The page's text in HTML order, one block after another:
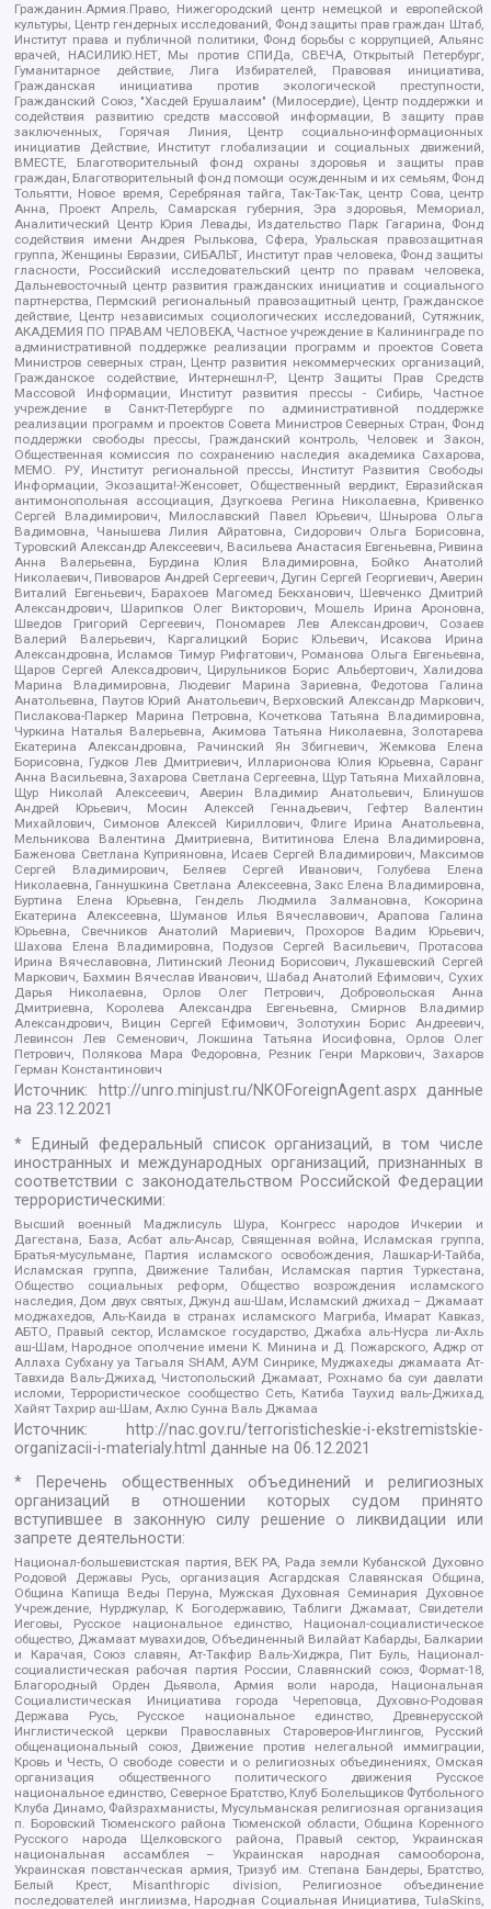
Гражданин.Армия.Право, Нижегородский центр немецкой и европейской
культуры, Центр гендерных исследований, Фонд защиты прав граждан Штаб,
Институт права и публичной политики, Фонд борьбы с коррупцией, Альянс
врачей, НАСИЛИЮ.НЕТ, Мы против СПИДа, СВЕЧА, Открытый Петербург,
Гуманитарное действие, Лига Избирателей, Правовая инициатива,
Гражданская инициатива против экологической преступности,
Гражданский Союз, "Хасдей Ерушалаим" (Милосердие), Центр поддержки и
содействия развитию средств массовой информации, В защиту прав
заключенных, Горячая Линия, Центр социально-информационных
инициатив Действие, Институт глобализации и социальных движений,
ВМЕСТЕ, Благотворительный фонд охраны здоровья и защиты прав
граждан, Благотворительный фонд помощи осужденным и их семьям, Фонд
Тольятти, Новое время, Серебряная тайга, Так-Так-Так, центр Сова, центр
Анна, Проект Апрель, Самарская губерния, Эра здоровья, Мемориал,
Аналитический Центр Юрия Левады, Издательство Парк Гагарина, Фонд
содействия имени Андрея Рылькова, Сфера, Уральская правозащитная
группа, Женщины Евразии, СИБАЛЬТ, Институт прав человека, Фонд защиты
гласности, Российский исследовательский центр по правам человека,
Дальневосточный центр развития гражданских инициатив и социального
партнерства, Пермский региональный правозащитный центр, Гражданское
действие, Центр независимых социологических исследований, Сутяжник,
АКАДЕМИЯ ПО ПРАВАМ ЧЕЛОВЕКА, Частное учреждение в Калининграде по
административной поддержке реализации программ и проектов Совета
Министров северных стран, Центр развития некоммерческих организаций,
Гражданское содействие, Интернешнл-Р, Центр Защиты Прав Средств
Массовой Информации, Институт развития прессы - Сибирь, Частное
учреждение в Санкт-Петербурге по административной поддержке
реализации программ и проектов Совета Министров Северных Стран, Фонд
поддержки свободы прессы, Гражданский контроль, Человек и Закон,
Общественная комиссия по сохранению наследия академика Сахарова,
МЕМО. РУ, Институт региональной прессы, Институт Развития Свободы
Информации, Экозащита!-Женсовет, Общественный вердикт, Евразийская
антимонопольная ассоциация, Дзугкоева Регина Николаевна, Кривенко
Сергей Владимирович, Милославский Павел Юрьевич, Шнырова Ольга
Вадимовна, Чанышева Лилия Айратовна, Сидорович Ольга Борисовна,
Туровский Александр Алексеевич, Васильева Анастасия Евгеньевна, Ривина
Анна Валерьевна, Бурдина Юлия Владимировна, Бойко Анатолий
Николаевич, Пивоваров Андрей Сергеевич, Дугин Сергей Георгиевич, Аверин
Виталий Евгеньевич, Барахоев Магомед Бекханович, Шевченко Дмитрий
Александрович, Шарипков Олег Викторович, Мошель Ирина Ароновна,
Шведов Григорий Сергеевич, Пономарев Лев Александрович, Созаев
Валерий Валерьевич, Каргалицкий Борис Юльевич, Исакова Ирина
Александровна, Исламов Тимур Рифгатович, Романова Ольга Евгеньевна,
Щаров Сергей Алексадрович, Цирульников Борис Альбертович, Халидова
Марина Владимировна, Людевиг Марина Зариевна, Федотова Галина
Анатольевна, Паутов Юрий Анатольевич, Верховский Александр Маркович,
Пислакова-Паркер Марина Петровна, Кочеткова Татьяна Владимировна,
Чуркина Наталья Валерьевна, Акимова Татьяна Николаевна, Золотарева
Екатерина Александровна, Рачинский Ян Збигневич, Жемкова Елена
Борисовна, Гудков Лев Дмитриевич, Илларионова Юлия Юрьевна, Саранг
Анна Васильевна, Захарова Светлана Сергеевна, Щур Татьяна Михайловна,
Щур Николай Алексеевич, Аверин Владимир Анатольевич, Блинушов
Андрей Юрьевич, Мосин Алексей Геннадьевич, Гефтер Валентин
Михайлович, Симонов Алексей Кириллович, Флиге Ирина Анатольевна,
Мельникова Валентина Дмитриевна, Вититинова Елена Владимировна,
Баженова Светлана Куприяновна, Исаев Сергей Владимирович, Максимов
Сергей Владимирович, Беляев Сергей Иванович, Голубева Елена
Николаевна, Ганнушкина Светлана Алексеевна, Закс Елена Владимировна,
Буртина Елена Юрьевна, Гендель Людмила Залмановна, Кокорина
Екатерина Алексеевна, Шуманов Илья Вячеславович, Арапова Галина
Юрьевна, Свечников Анатолий Мариевич, Прохоров Вадим Юрьевич,
Шахова Елена Владимировна, Подузов Сергей Васильевич, Протасова
Ирина Вячеславовна, Литинский Леонид Борисович, Лукашевский Сергей
Маркович, Бахмин Вячеслав Иванович, Шабад Анатолий Ефимович, Сухих
Дарья Николаевна, Орлов Олег Петрович, Добровольская Анна
Дмитриевна, Королева Александра Евгеньевна, Смирнов Владимир
Александрович, Вицин Сергей Ефимович, Золотухин Борис Андреевич,
Левинсон Лев Семенович, Локшина Татьяна Иосифовна, Орлов Олег
Петрович, Полякова Мара Федоровна, Резник Генри Маркович, Захаров
Герман Константинович
Источник: http://unro.minjust.ru/NKOForeignAgent.aspxданные
на23.12.2021
* Единый федеральный список организаций, в том числе
иностранных и международных организаций, признанных в
соответствии с законодательством Российской Федерации
террористическими:
Высший военный Маджлисуль Шура, Конгресс народов Ичкерии и
Дагестана, База, Асбат аль-Ансар, Священная война, Исламская группа,
Братья-мусульмане, Партия исламского освобождения, Лашкар-И-Тайба,
Исламская группа, Движение Талибан, Исламская партия Туркестана,
Общество социальных реформ, Общество возрождения исламского
наследия, Дом двух святых, Джунд аш-Шам, Исламский джихад – Джамаат
моджахедов, Аль-Каида в странах исламского Магриба, Имарат Кавказ,
АБТО, Правый сектор, Исламское государство, Джабха аль-Нусра ли-Ахль
аш-Шам, Народное ополчение имени К. Минина и Д. Пожарского, Аджр от
Аллаха Субхану уа Тагьаля SHAM, АУМ Синрике, Муджахеды джамаата Ат-
Тавхида Валь-Джихад, Чистопольский Джамаат, Рохнамо ба суи давлати
исломи, Террористическое сообщество Сеть, Катиба Таухид валь-Джихад,
Хайят Тахрир аш-Шам, Ахлю Сунна Валь Джамаа
Источник:
http://nac.gov.ru/terroristicheskie-i-ekstremistskie-
organizacii-i-materialy.html данные на06.12.2021
* Перечень общественных объединений и религиозных
организаций в отношении которых судом принято
вступившее в законную силу решение о ликвидации или
запрете деятельности:
Национал-большевистская партия, ВЕК РА, Рада земли Кубанской Духовно
Родовой Державы Русь, организация Асгардская Славянская Община,
Община Капища Веды Перуна, Мужская Духовная Семинария Духовное
Учреждение, Нурджулар, К Богодержавию, Таблиги Джамаат, Свидетели
Иеговы, Русское национальное единство, Национал-социалистическое
общество, Джамаат мувахидов, Объединенный Вилайат Кабарды, Балкарии
и Карачая, Союз славян, Ат-Такфир Валь-Хиджра, Пит Буль, Национал-
социалистическая рабочая партия России, Славянский союз, Формат-18,
Благородный Орден Дьявола, Армия воли народа, Национальная
Социалистическая Инициатива города Череповца, Духовно-Родовая
Держава Русь, Русское национальное единство, Древнерусской
Инглистической церкви Православных Староверов-Инглингов, Русский
общенациональный союз, Движение против нелегальной иммиграции,
Кровь и Честь, О свободе совести и о религиозных объединениях, Омская
организация общественного политического движения Русское
национальное единство, Северное Братство, Клуб Болельщиков Футбольного
Клуба Динамо, Файзрахманисты, Мусульманская религиозная организация
п. Боровский Тюменского района Тюменской области, Община Коренного
Русского народа Щелковского района, Правый сектор, Украинская
национальная ассамблея – Украинская народная самооборона,
Украинская повстанческая армия, Тризуб им. Степана Бандеры, Братство,
Белый Крест, Misanthropic division, Религиозное объединение
последователей инглиизма, Народная Социальная Инициатива, TulaSkins,